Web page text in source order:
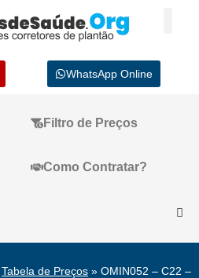
WhatsApp Online
Filtro de Preços
Como Contratar?
Tabela de Preços » OMIN052 – C22 –